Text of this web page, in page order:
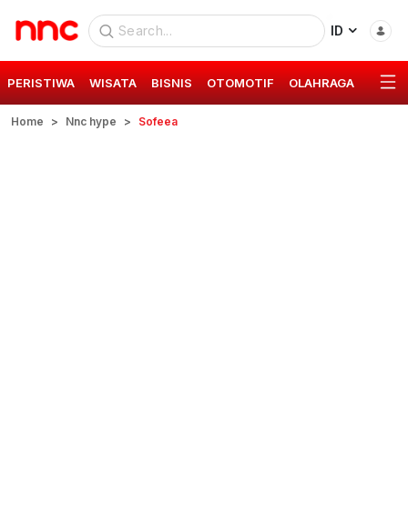
ID
PERISTIWA WISATA BISNIS OTOMOTIF OLAHRAGA GAYA
Home Nnc hype Sofeea